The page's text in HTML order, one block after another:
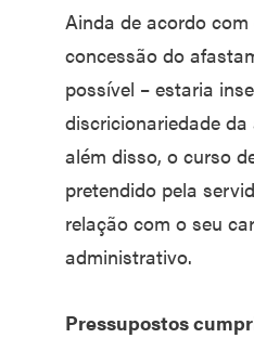
Ainda de acordo
concessão do
possível – estaria
discricionariedade
além disso, o curso
pretendido pela
relação com o seu
administrativo.
Pressupostos